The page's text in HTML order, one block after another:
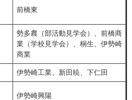
前橋東
勢多農（部活動見学会）、前橋商
業（学校見学会）、桐生、伊勢崎
商業
伊勢崎工業、新田暁、下仁田
伊勢崎興陽